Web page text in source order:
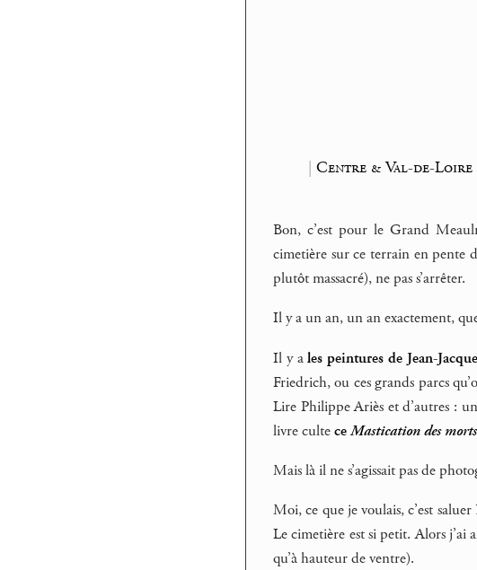
|Centre & Val-de-Loire
Bon, c’est pour le Grand
cimetière sur ce terrain en pente
plutôt massacré), ne pas s’arrêter.
Il y a un an, un an exactement,
Il y ales peintures de Jean-
Friedrich, ou ces grands parcs
Lire Philippe Ariès et d’autres :
livre culteceMastication des morts
Mais là il ne s’agissait pas de
Moi, ce que je voulais, c’est
Le cimetière est si petit. Alors j’ai
qu’à hauteur de ventre).